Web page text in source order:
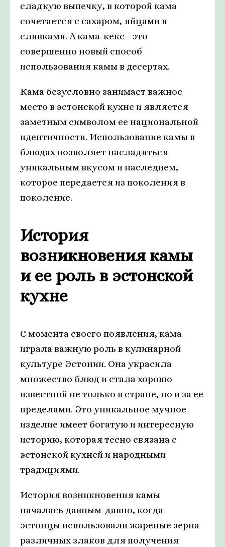
сладкую выпечку, в которой кама
сочетается с сахаром, яйцами и
сливками. А кама-кекс - это
совершенно новый способ
использования камы в десертах.
Кама безусловно занимает важное
место в эстонской кухне и является
заметным символом ее национальной
идентичности. Использование камы в
блюдах позволяет насладиться
уникальным вкусом и наследием,
которое передается из поколения в
поколение.
История
возникновения камы
и ее роль в эстонской
кухне
С момента своего появления, кама
играла важную роль в кулинарной
культуре Эстонии. Она украсила
множество блюд и стала хорошо
известной не только в стране, но и за ее
пределами. Это уникальное мучное
изделие имеет богатую и интересную
историю, которая тесно связана с
эстонской кухней и народными
традициями.
История возникновения камы
началась давным-давно, когда
эстонцы использовали жареные зерна
различных злаков для получения